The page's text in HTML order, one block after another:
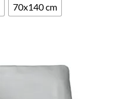
70x140 cm